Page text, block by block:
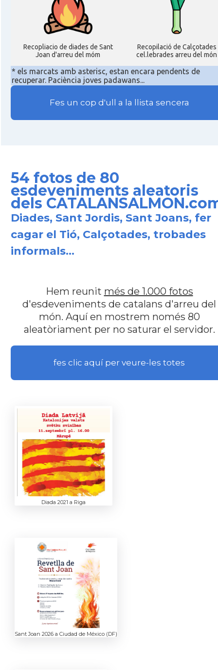
Recopliacio de diades de Sant
Joan d'arreu del móm
Recopilació de Calçotades
cel.lebrades arreu del món
* els marcats amb asterisc, estan encara pendents de
recuperar. Paciència joves padawans...
Fes un cop d'ull a la llista sencera
54 fotos de 80
esdeveniments aleatoris
dels
Diades, Sant Jordis, Sant Joans, fer
cagar el Tió, Calçotades, trobades
informals...
Hem reunit més de 1.000 fotos
d'esdeveniments de catalans d'arreu del
món. Aquí en mostrem només 80
aleatòriament per no saturar el servidor.
fes clic aquí per veure-les totes
Diada 2021 a Riga
Sant Joan 2026 a Ciudad de México (DF)